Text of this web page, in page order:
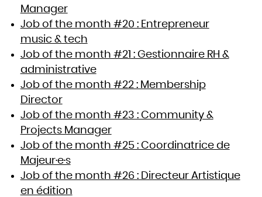
Manager
Job of the month #20 : Entrepreneur
music & tech
Job of the month #21 : Gestionnaire RH &
administrative
Job of the month #22 : Membership
Director
Job of the month #23 : Community &
Projects Manager
Job of the month #25 : Coordinatrice de
Majeur·e·s
Job of the month #26 : Directeur Artistique
en édition